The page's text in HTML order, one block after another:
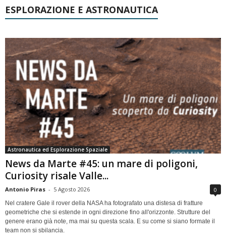
ESPLORAZIONE E ASTRONAUTICA
Astronautica ed Esplorazione Spaziale
News da Marte #45: un mare di poligoni,
Curiosity risale Valle...
Antonio Piras - 5 Agosto 2026 0
Nel cratere Gale il rover della NASA ha fotografato una distesa di fratture
geometriche che si estende in ogni direzione fino all'orizzonte. Strutture del
genere erano già note, ma mai su questa scala. E su come si siano formate il
team non si sbilancia.